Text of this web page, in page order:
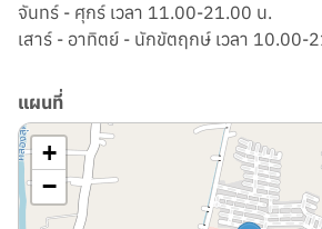
จันทร์ - ศุกร์ เวลา 11.00-21.00 น.
เสาร์ - อาทิตย์ - นักขัตฤกษ์ เวลา 10.00-
แผนที่
+
−